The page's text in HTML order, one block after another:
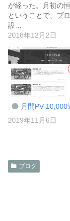
が経った。月初の
ということで、ブ
設…
2018年12月2日
月間PV 10,000
2019年11月6日
ブログ